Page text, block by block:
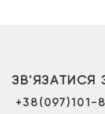
ЗВ'ЯЗАТИСЯ
+38(097)101-